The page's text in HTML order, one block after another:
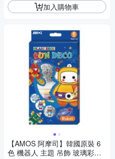
加入購物車
【AMOS 阿摩司】韓國原裝 6
色 機器人 主題 吊飾 玻璃彩繪